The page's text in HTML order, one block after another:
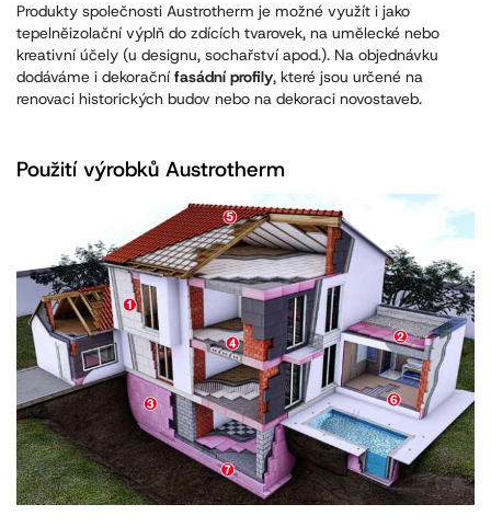
Produkty společnosti Austrotherm je možné využít i jako
tepelněizolační výplň do zdících tvarovek, na umělecké nebo
kreativní účely (u designu, sochařství apod.). Na objednávku
dodáváme i dekorační fasádní profily, které jsou určené na
renovaci historických budov nebo na dekoraci novostaveb.
Použití výrobků Austrotherm